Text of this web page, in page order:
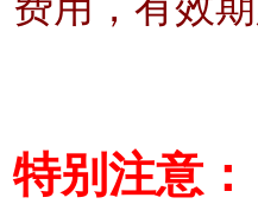
特别注意：